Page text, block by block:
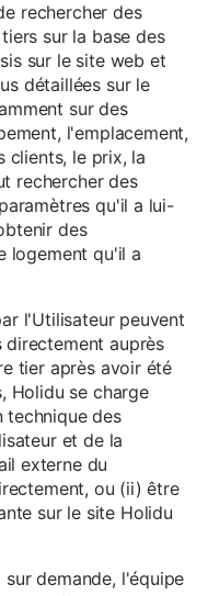
rechercher des
sur la base des
sur le site web et
détaillées sur le
sur des
l'emplacement,
clients, le prix, la
rechercher des
qu'il a lui-
des
logement qu'il a
l'Utilisateur peuvent
auprès
tier après avoir été
Holidu se charge
technique des
et de la
externe du
ou (ii) être
sur le site Holidu
demande, l'équipe